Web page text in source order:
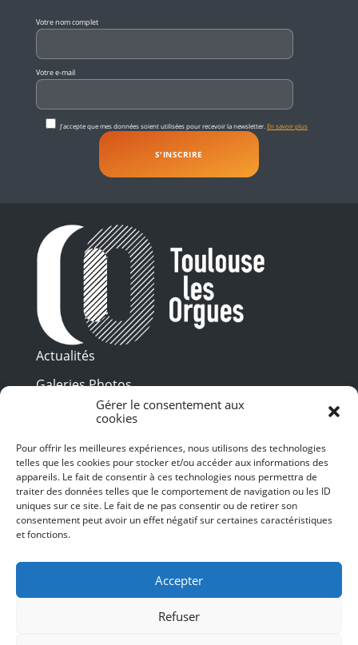
Gérer le consentement aux
cookies
Pour offrir les meilleures expériences, nous utilisons des technologies
telles que les cookies pour stocker et/ou accéder aux informations des
appareils. Le fait de consentir à ces technologies nous permettra de
traiter des données telles que le comportement de navigation ou les ID
uniques sur ce site. Le fait de ne pas consentir ou de retirer son
consentement peut avoir un effet négatif sur certaines caractéristiques
et fonctions.
Accepter
Refuser
Votre nom complet
Votre e-mail
J'accepte que mes données soient utilisées pour recevoir la newsletter. En savoir plus
Actualités
Galeries Photos
Vidéothèque
Presse
Billetterie
Recrutement
Mentions légales
Politique de confidentialité
SUIVEZ-NOUS